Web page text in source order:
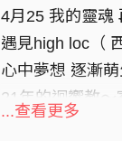
4月25 我的靈魂
遇見high loc（
心中夢想 逐漸萌
21年的迴響教～
Biggie （饒舌
...查看更多